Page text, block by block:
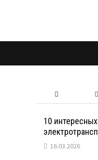
10
16.03.2026